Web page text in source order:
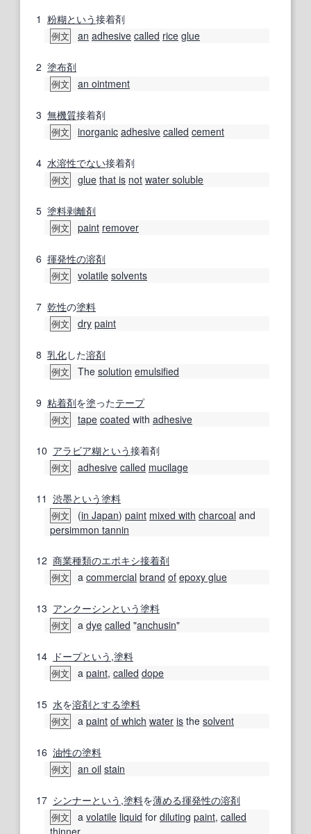
1 粉糊という接着剤
例文 an adhesive called rice glue
2 塗布剤
例文 an ointment
3 無機質接着剤
例文 inorganic adhesive called cement
4 水溶性でない接着剤
例文 glue that is not water soluble
5 塗料剥離剤
例文 paint remover
6 揮発性の溶剤
例文 volatile solvents
7 乾性の塗料
例文 dry paint
8 乳化した溶剤
例文 The solution emulsified
9 粘着剤を塗ったテープ
例文 tape coated with adhesive
10 アラビア糊という接着剤
例文 adhesive called mucilage
11 渋墨という塗料
例文 (in Japan) paint mixed with charcoal and
persimmon tannin
12 商業種類のエポキシ接着剤
例文 a commercial brand of epoxy glue
13 アンクーシンという塗料
例文 a dye called "anchusin"
14 ドープという ,塗料
例文 a paint, called dope
15 水を溶剤とする塗料
例文 a paint of which water is the solvent
16 油性の塗料
例文 an oil stain
17 シンナーという ,塗料を薄める揮発性の溶剤
例文 a volatile liquid for diluting paint, called
thinner